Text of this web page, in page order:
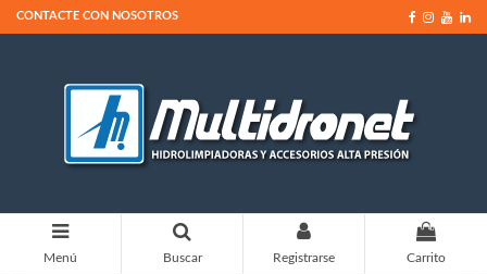
CONTACTE CON NOSOTROS
Menú Buscar Registrarse
0
Carrito